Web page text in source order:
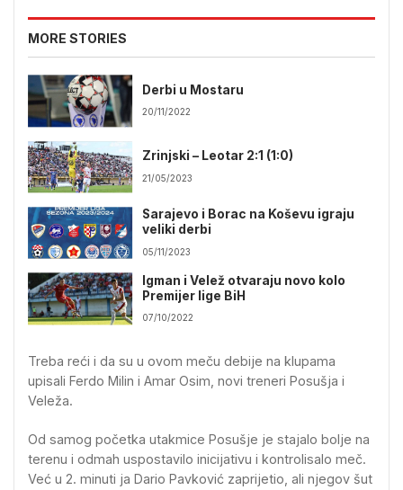
MORE STORIES
Derbi u Mostaru
20/11/2022
Zrinjski – Leotar 2:1 (1:0)
21/05/2023
Sarajevo i Borac na Koševu igraju
veliki derbi
05/11/2023
Igman i Velež otvaraju novo kolo
Premijer lige BiH
07/10/2022
Treba reći i da su u ovom meču debije na klupama
upisali Ferdo Milin i Amar Osim, novi treneri Posušja i
Veleža.
Od samog početka utakmice Posušje je stajalo bolje na
terenu i odmah uspostavilo inicijativu i kontrolisalo meč.
Već u 2. minuti ja Dario Pavković zaprijetio, ali njegov šut